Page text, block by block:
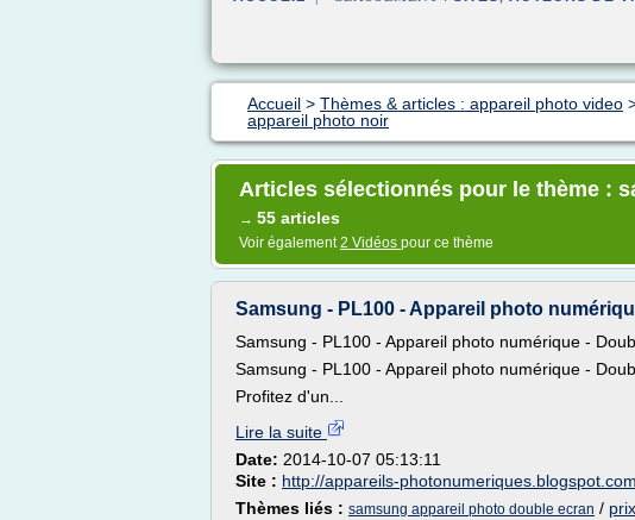
Accueil > Thèmes & articles : appareil photo video
appareil photo noir
Articles sélectionnés pour le thème :
→ 55 articles
Voir également2 Vidéos pour ce thème
Samsung - PL100 - Appareil photo
Samsung - PL100 - Appareil photo numérique -
Samsung - PL100 - Appareil photo numérique -
Profitez d'un...
Lire la suite
Date: 2014-10-07 05:13:11
Site : http://appareils-photonumeriques.blogspot.com
Thèmes liés : samsung appareil photo double ecran /